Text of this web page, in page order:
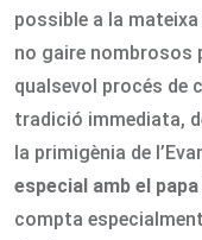
possible a la
no gaire nombrosos
qualsevol procés de
tradició immediata,
la primigènia de
especial amb el
compta